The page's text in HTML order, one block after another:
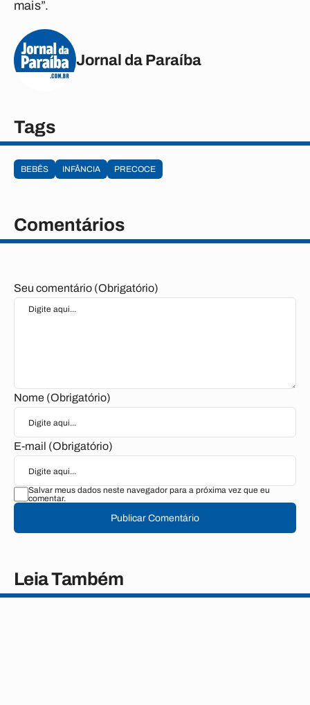
mais”.
Jornal da Paraíba
Tags
BEBÊS INFÂNCIA PRECOCE
Comentários
Seu comentário (Obrigatório)
Nome (Obrigatório)
E-mail (Obrigatório)
Salvar meus dados neste navegador para a próxima vez que eu
comentar.
Publicar Comentário
Leia Também